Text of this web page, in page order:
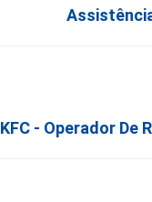
KFC - Operador